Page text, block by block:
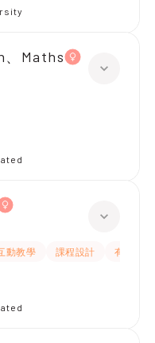
、Maths
動教學 課程設計
有耐性